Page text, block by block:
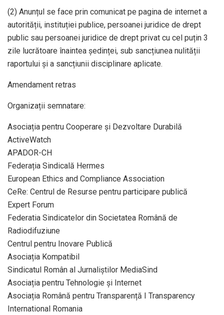
(2) Anunțul se face prin comunicat pe pagina de internet a
autorității, instituției publice, persoanei juridice de drept
public sau persoanei juridice de drept privat cu cel puțin 3
zile lucrătoare înaintea ședinței, sub sancțiunea nulității
raportului și a sancțiunii disciplinare aplicate.
Amendament retras
Organizații semnatare:
Asociația pentru Cooperare și Dezvoltare Durabilă
ActiveWatch
APADOR-CH
Federația Sindicală Hermes
European Ethics and Compliance Association
CeRe: Centrul de Resurse pentru participare publică
Expert Forum
Federatia Sindicatelor din Societatea Română de
Radiodifuziune
Centrul pentru Inovare Publică
Asociația Kompatibil
Sindicatul Român al Jurnaliștilor MediaSind
Asociația pentru Tehnologie și Internet
Asociația Română pentru Transparență I Transparency
International Romania